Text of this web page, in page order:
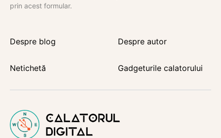
prin acest formular.
Despre blog Despre autor
Netichetă Gadgeturile calatorului